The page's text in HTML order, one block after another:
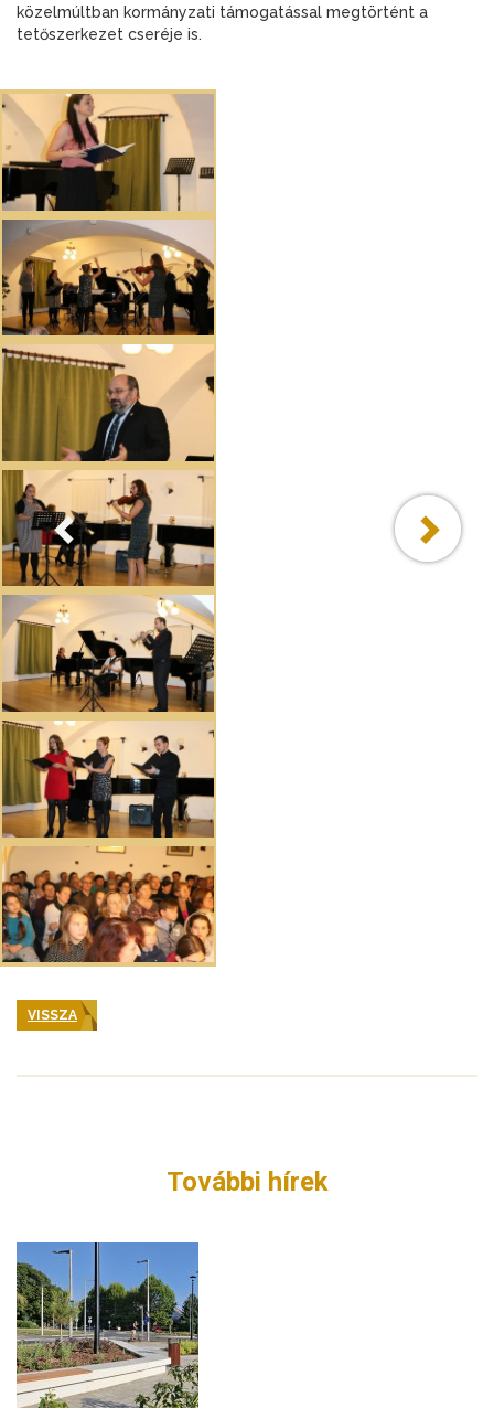
közelmúltban kormányzati támogatással megtörtént a
tetőszerkezet cseréje is.
VISSZA
További hírek